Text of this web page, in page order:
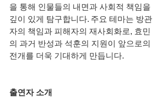
을 통해 인물들의 내면과 사회적 책임을
깊이 있게 탐구합니다. 주요 테마는 방관
자의 책임과 피해자의 재사회화로, 효민
의 과거 반성과 석훈의 지원이 앞으로의
전개를 더욱 기대하게 만듭니다.
출연자 소개